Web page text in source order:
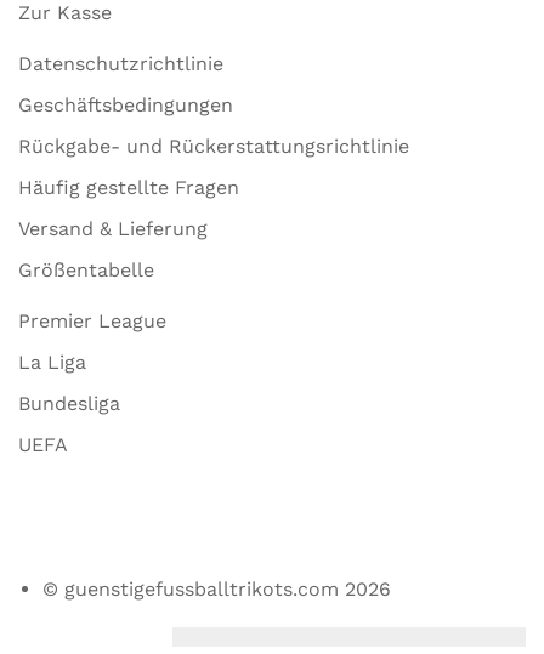
Zur Kasse
Datenschutzrichtlinie
Geschäftsbedingungen
Rückgabe- und Rückerstattungsrichtlinie
Häufig gestellte Fragen
Versand & Lieferung
Größentabelle
Premier League
La Liga
Bundesliga
UEFA
© guenstigefussballtrikots.com 2026